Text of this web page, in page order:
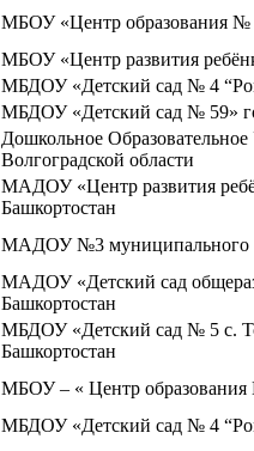
МБОУ «Центр образования №
МБОУ «Центр развития
МБДОУ «Детский сад № 4
МБДОУ «Детский сад № 59»
Дошкольное
Волгоградской области
МАДОУ «Центр развития
Башкортостан
МАДОУ №3 муниципального
МАДОУ «Детский сад
Башкортостан
МБДОУ «Детский сад № 5 с.
Башкортостан
МБОУ – « Центр
МБДОУ «Детский сад № 4